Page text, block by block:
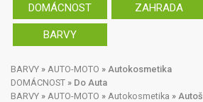
DOMÁCNOST ZAHRADA
BARVY
BARVY » AUTO-MOTO » Autokosmetika
DOMÁCNOST » Do Auta
BARVY » AUTO-MOTO » Autokosmetika »